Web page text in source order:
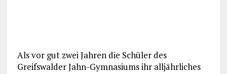
Als vor gut zwei Jahren die Schüler des
Greifswalder Jahn-Gymnasiums ihr alljährliches